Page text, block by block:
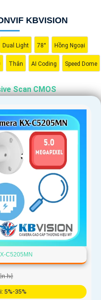
KBVISION
Dual Light 78° Hồng Ngoại
Thân AI Coding Speed Dome
Scan CMOS
C5205MN
hệ
5%-35%